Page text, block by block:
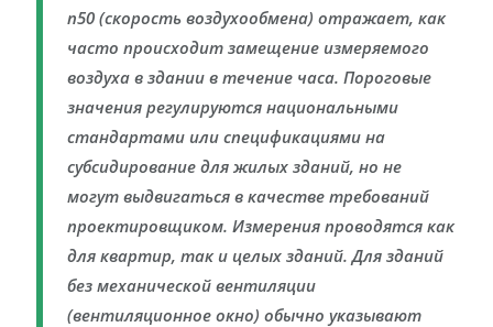
n50 (скорость воздухообмена) отражает, как
часто происходит замещение измеряемого
воздуха в здании в течение часа. Пороговые
значения регулируются национальными
стандартами или спецификациями на
субсидирование для жилых зданий, но не
могут выдвигаться в качестве требований
проектировщиком. Измерения проводятся как
для квартир, так и целых зданий. Для зданий
без механической вентиляции
(вентиляционное окно) обычно указывают